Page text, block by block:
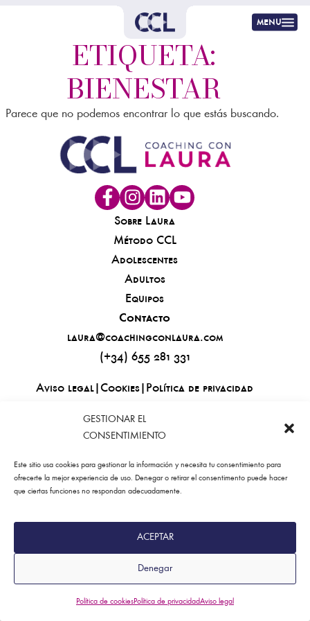
GESTIONAR EL
CONSENTIMIENTO
Este sitio usa cookies para gestionar la información y necesita tu consentimiento para
ofrecerte la mejor experiencia de uso. Denegar o retirar el consentimento puede hacer
que ciertas funciones no respondan adecuadamente.
ACEPTAR
Denegar
Política de cookiesPolítica de privacidadAviso legal
menu
ETIQUETA:
BIENESTAR
Parece que no podemos encontrar lo que estás buscando.
Sobre Laura
Método CCL
Adolescentes
Adultos
Equipos
Contacto
laura@coachingconlaura.com
(+34) 655 281 331
Aviso legal |Cookies Política de privacidad